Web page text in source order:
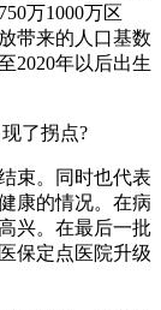
万1000万区
带来的人口基数
2020年以后出生
了拐点?
束。同时也代表
康的情况。在病
兴。在最后一批
保定点医院升级